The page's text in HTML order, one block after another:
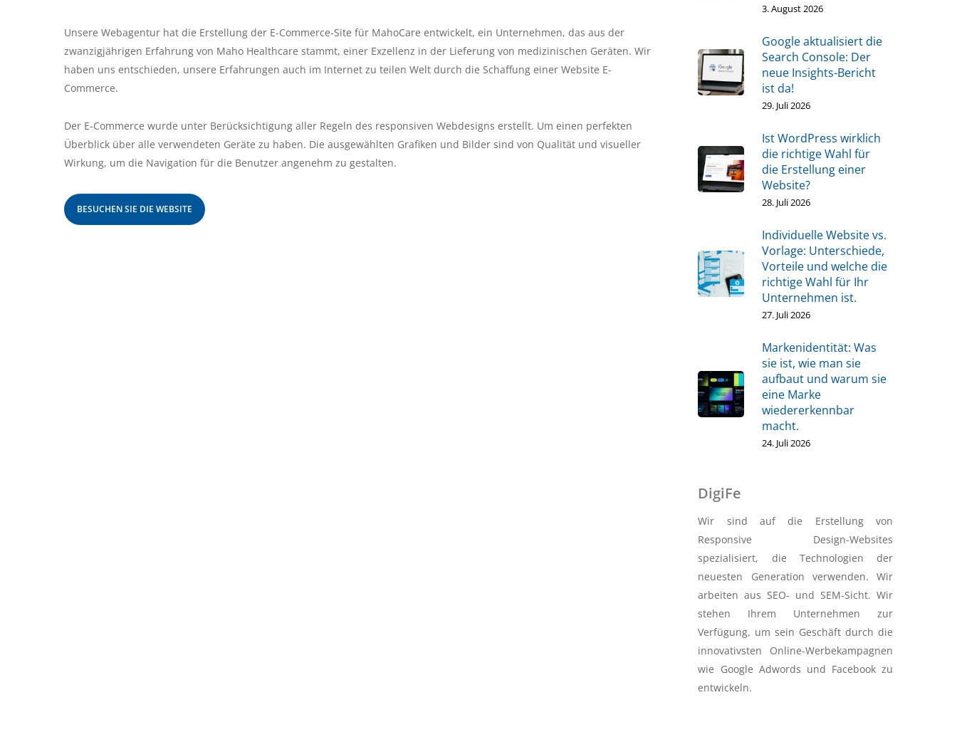
Unsere Webagentur hat die Erstellung der E-Commerce-Site für MahoCare entwickelt, ein Unternehmen, das aus der
zwanzigjährigen Erfahrung von Maho Healthcare stammt, einer Exzellenz in der Lieferung von medizinischen Geräten. Wir
haben uns entschieden, unsere Erfahrungen auch im Internet zu teilen Welt durch die Schaffung einer Website E-
Commerce.
Der E-Commerce wurde unter Berücksichtigung aller Regeln des responsiven Webdesigns erstellt. Um einen perfekten
Überblick über alle verwendeten Geräte zu haben. Die ausgewählten Grafiken und Bilder sind von Qualität und visueller
Wirkung, um die Navigation für die Benutzer angenehm zu gestalten.
BESUCHEN SIE DIE WEBSITE
3. August 2026
Google aktualisiert die
Search Console: Der
neue Insights-Bericht
ist da!
29. Juli 2026
Ist WordPress wirklich
die richtige Wahl für
die Erstellung einer
Website?
28. Juli 2026
Individuelle Website vs.
Vorlage: Unterschiede,
Vorteile und welche die
richtige Wahl für Ihr
Unternehmen ist.
27. Juli 2026
Markenidentität: Was
sie ist, wie man sie
aufbaut und warum sie
eine Marke
wiedererkennbar
macht.
24. Juli 2026
DigiFe
Wir sind auf die Erstellung von
Responsive Design-Websites
spezialisiert, die Technologien der
neuesten Generation verwenden. Wir
arbeiten aus SEO- und SEM-Sicht. Wir
stehen Ihrem Unternehmen zur
Verfügung, um sein Geschäft durch die
innovativsten Online-Werbekampagnen
wie Google Adwords und Facebook zu
entwickeln.